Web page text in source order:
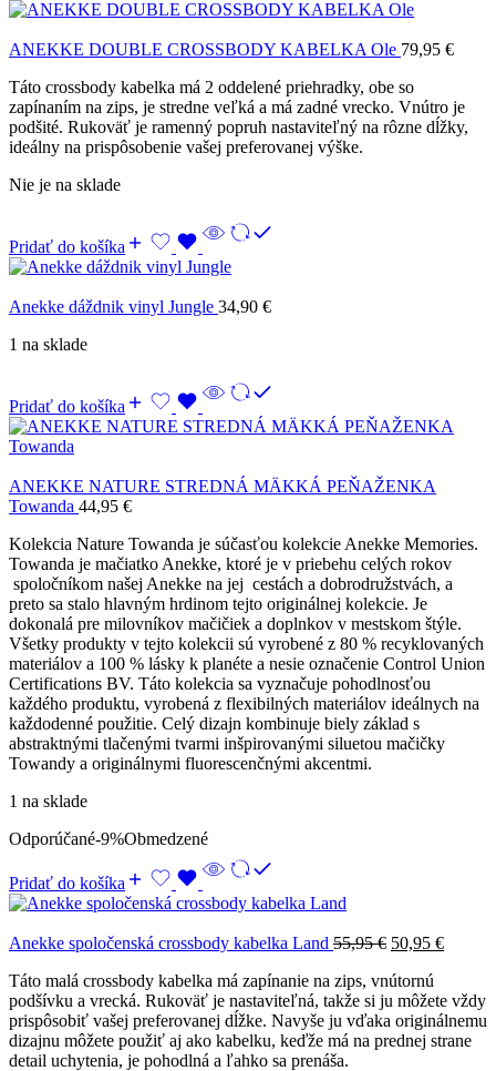
ANEKKE DOUBLE CROSSBODY KABELKA Ole 79,95 €
Táto crossbody kabelka má 2 oddelené priehradky, obe so
zapínaním na zips, je stredne veľká a má zadné vrecko. Vnútro je
podšité. Rukoväť je ramenný popruh nastaviteľný na rôzne dĺžky,
ideálny na prispôsobenie vašej preferovanej výške.
Nie je na sklade
Pridať do košíka
Anekke dáždnik vinyl Jungle 34,90 €
1 na sklade
Pridať do košíka
ANEKKE NATURE STREDNÁ MÄKKÁ PEŇAŽENKA
Towanda 44,95 €
Kolekcia Nature Towanda je súčasťou kolekcie Anekke Memories.
Towanda je mačiatko Anekke, ktoré je v priebehu celých rokov
spoločníkom našej Anekke na jej cestách a dobrodružstvách, a
preto sa stalo hlavným hrdinom tejto originálnej kolekcie. Je
dokonalá pre milovníkov mačičiek a doplnkov v mestskom štýle.
Všetky produkty v tejto kolekcii sú vyrobené z 80 % recyklovaných
materiálov a 100 % lásky k planéte a nesie označenie Control Union
Certifications BV. Táto kolekcia sa vyznačuje pohodlnosťou
každého produktu, vyrobená z flexibilných materiálov ideálnych na
každodenné použitie. Celý dizajn kombinuje biely základ s
abstraktnými tlačenými tvarmi inšpirovanými siluetou mačičky
Towandy a originálnymi fluorescenčnými akcentmi.
1 na sklade
Odporúčané-9%Obmedzené
Pridať do košíka
Anekke spoločenská crossbody kabelka Land 55,95€ 50,95 €
Táto malá crossbody kabelka má zapínanie na zips, vnútornú
podšívku a vrecká. Rukoväť je nastaviteľná, takže si ju môžete vždy
prispôsobiť vašej preferovanej dĺžke. Navyše ju vďaka originálnemu
dizajnu môžete použiť aj ako kabelku, keďže má na prednej strane
detail uchytenia, je pohodlná a ľahko sa prenáša.